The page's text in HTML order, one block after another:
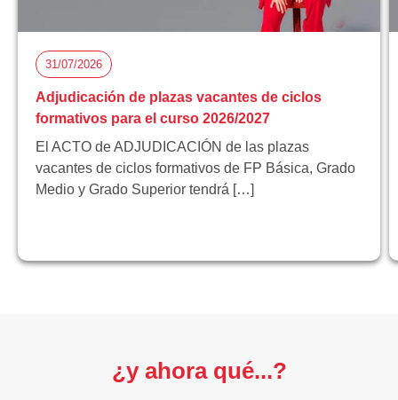
31/07/2026
Adjudicación de plazas vacantes de ciclos
formativos para el curso 2026/2027
El ACTO de ADJUDICACIÓN de las plazas
vacantes de ciclos formativos de FP Básica, Grado
Medio y Grado Superior tendrá […]
¿y ahora qué...?